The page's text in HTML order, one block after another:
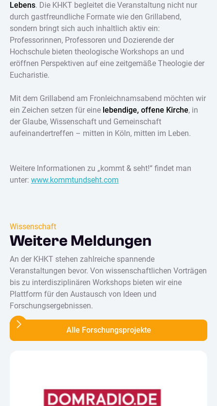
Lebens. Die KHKT begleitet die Veranstaltung nicht nur
durch gastfreundliche Formate wie den Grillabend,
sondern bringt sich auch inhaltlich aktiv ein:
Professorinnen, Professoren und Dozierende der
Hochschule bieten theologische Workshops an und
eröffnen Perspektiven auf eine zeitgemäße Theologie der
Eucharistie.
Mit dem Grillabend am Fronleichnamsabend möchten wir
ein Zeichen setzen für eine lebendige, offene Kirche, in
der Glaube, Wissenschaft und Gemeinschaft
aufeinandertreffen – mitten in Köln, mitten im Leben.
Weitere Informationen zu „kommt & seht!“ findet man
unter: www.kommtundseht.com
Wissenschaft
Weitere Meldungen
An der KHKT stehen zahlreiche spannende
Veranstaltungen bevor. Von wissenschaftlichen Vorträgen
bis zu interdisziplinären Workshops bieten wir eine
Plattform für den Austausch von Ideen und
Forschungsergebnissen.
Alle Forschungsprojekte